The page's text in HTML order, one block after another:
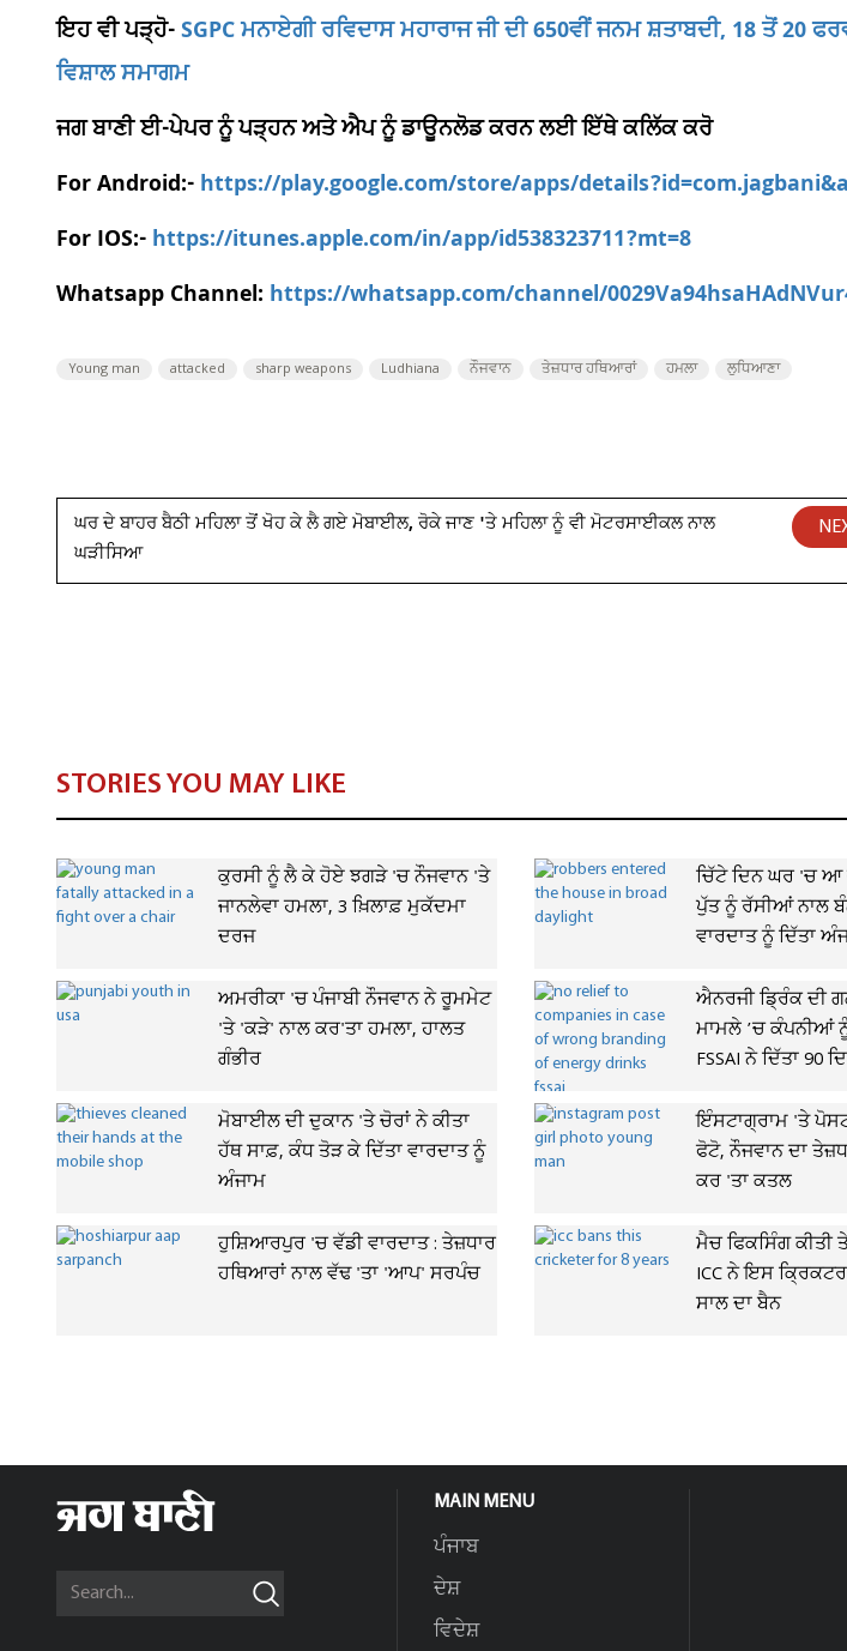
ਇਹ ਵੀ ਪੜ੍ਹੋ-SGPC ਮਨਾਏਗੀ ਰਵਿਦਾਸ ਮਹਾਰਾਜ ਜੀ ਦੀ 650ਵੀਂ ਜਨਮ ਸ਼ਤਾਬਦੀ, 18 ਤੋਂ 20
ਵਿਸ਼ਾਲ ਸਮਾਗਮ
ਜਗ ਬਾਣੀ ਈ-ਪੇਪਰ ਨੂੰ ਪੜ੍ਹਨ ਅਤੇ ਐਪ ਨੂੰ ਡਾਊਨਲੋਡ ਕਰਨ ਲਈ ਇੱਥੇ ਕਲਿੱਕ ਕਰੋ
For Android:-https://play.google.com/store/apps/
For IOS:-https://itunes.apple.com/in/app/id538323711?mt=8
Whatsapp Channel: https://whatsapp.com/channel/
Young man attacked sharp weapons Ludhiana ਨੌਜਵਾਨ ਤੇਜ਼ਧਾਰ ਹਥਿਆਰਾਂ ਹਮਲਾ ਲੁਧਿਆਣਾ
ਘਰ ਦੇ ਬਾਹਰ ਬੈਠੀ ਮਹਿਲਾ ਤੋਂ ਖੋਹ ਕੇ ਲੈ ਗਏ ਮੋਬਾਈਲ, ਰੋਕੇ ਜਾਣ 'ਤੇ ਮਹਿਲਾ ਨੂੰ ਵੀ ਮੋਟਰਸਾਈਕਲ ਨਾਲ
ਘੜੀਸਿਆ
STORIES YOU MAY LIKE
ਕੁਰਸੀ ਨੂੰ ਲੈ ਕੇ ਹੋਏ ਝਗੜੇ 'ਚ ਨੌਜਵਾਨ 'ਤੇ
ਜਾਨਲੇਵਾ ਹਮਲਾ, 3 ਖ਼ਿਲਾਫ਼ ਮੁਕੱਦਮਾ
ਦਰਜ
ਚਿੱਟੇ ਦਿਨ ਘਰ 'ਚ ਆ
ਪੁੱਤ ਨੂੰ ਰੱਸੀਆਂ ਨਾਲ
ਵਾਰਦਾਤ ਨੂੰ ਦਿੱਤਾ
ਅਮਰੀਕਾ 'ਚ ਪੰਜਾਬੀ ਨੌਜਵਾਨ ਨੇ ਰੂਮਮੇਟ
'ਤੇ 'ਕੜੇ' ਨਾਲ ਕਰ'ਤਾ ਹਮਲਾ, ਹਾਲਤ
ਗੰਭੀਰ
ਐਨਰਜੀ ਡ੍ਰਿੰਕ ਦੀ
ਮਾਮਲੇ ’ਚ ਕੰਪਨੀਆਂ
FSSAI ਨੇ ਦਿੱਤਾ 90
ਮੋਬਾਈਲ ਦੀ ਦੁਕਾਨ 'ਤੇ ਚੋਰਾਂ ਨੇ ਕੀਤਾ
ਹੱਥ ਸਾਫ਼, ਕੰਧ ਤੋੜ ਕੇ ਦਿੱਤਾ ਵਾਰਦਾਤ ਨੂੰ
ਅੰਜਾਮ
ਇੰਸਟਾਗ੍ਰਾਮ 'ਤੇ ਪੋਸਟ
ਫੋਟੋ, ਨੌਜਵਾਨ ਦਾ
ਕਰ 'ਤਾ ਕਤਲ
ਹੁਸ਼ਿਆਰਪੁਰ 'ਚ ਵੱਡੀ ਵਾਰਦਾਤ : ਤੇਜ਼ਧਾਰ
ਹਥਿਆਰਾਂ ਨਾਲ ਵੱਢ 'ਤਾ 'ਆਪ' ਸਰਪੰਚ
ਮੈਚ ਫਿਕਸਿੰਗ ਕੀਤੀ
ICC ਨੇ ਇਸ
ਸਾਲ ਦਾ ਬੈਨ
MAIN MENU
ਪੰਜਾਬ
ਦੇਸ਼
ਵਿਦੇਸ਼